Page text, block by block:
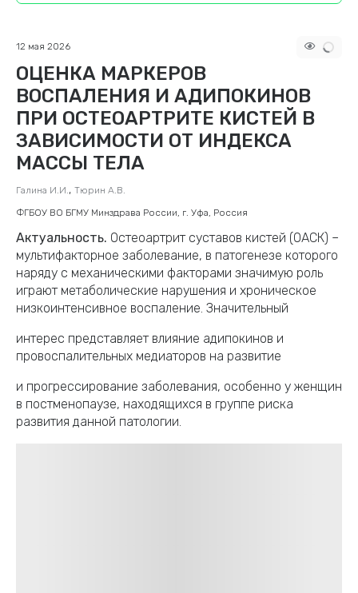
ОЦЕНКА МАРКЕРОВ
ВОСПАЛЕНИЯ И АДИПОКИНОВ
ПРИ ОСТЕОАРТРИТЕ КИСТЕЙ В
ЗАВИСИМОСТИ ОТ ИНДЕКСА
МАССЫ ТЕЛА
12 мая 2026
ФГБОУ ВО БГМУ Минздрава России, г. Уфа, Россия
Актуальность. Остеоартрит суставов кистей (ОАСК) –
мультифакторное заболевание, в патогенезе которого
наряду с механическими факторами значимую роль
играют метаболические нарушения и хроническое
низкоинтенсивное воспаление. Значительный
интерес представляет влияние адипокинов и
провоспалительных медиаторов на развитие
и прогрессирование заболевания, особенно у женщин
в постменопаузе, находящихся в группе риска
развития данной патологии.
Галина И.И., Тюрин А.В.